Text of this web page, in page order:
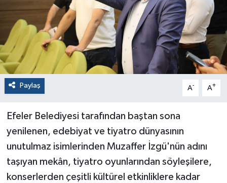
Paylaş A- A+
Efeler Belediyesi tarafından baştan sona
yenilenen, edebiyat ve tiyatro dünyasının
unutulmaz isimlerinden Muzaffer İzgü'nün adını
taşıyan mekân, tiyatro oyunlarından söyleşilere,
konserlerden çeşitli kültürel etkinliklere kadar